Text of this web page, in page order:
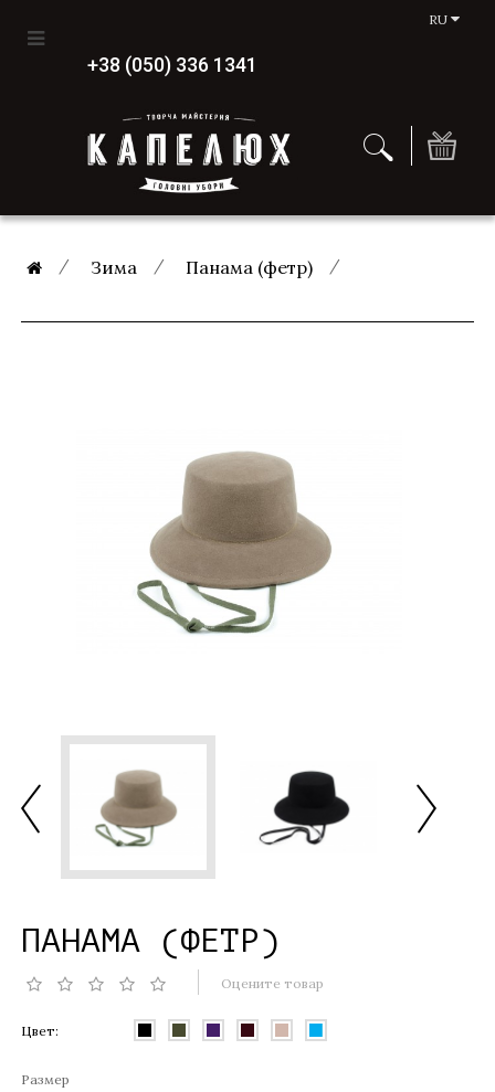
RU
+38 (050) 336 1341
Зима Панама (фетр)
ПАНАМА (ФЕТР)
Оцените товар
Цвет:
Размер